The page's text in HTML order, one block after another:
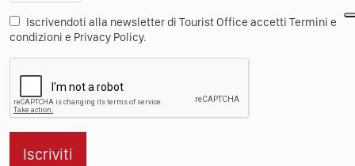
Iscrivendoti alla newsletter di Tourist Office accetti Termini e
condizioni e Privacy Policy.
Iscriviti